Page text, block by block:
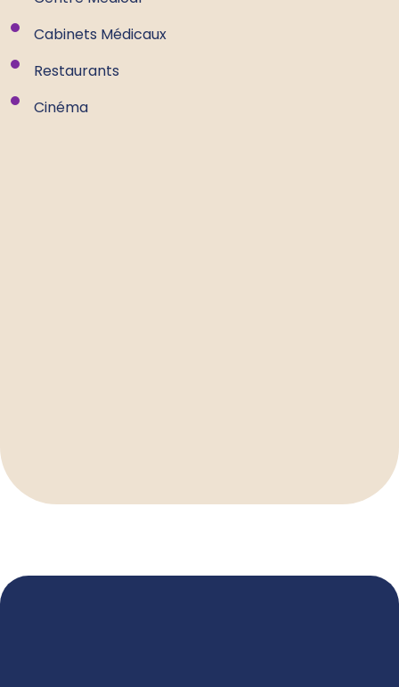
Cabinets Médicaux
Restaurants
Cinéma